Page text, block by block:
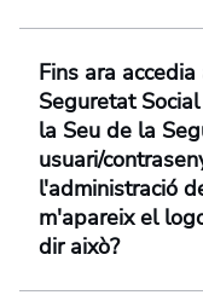
Fins ara
Seguretat
la Seu de la
usuari/
l'administració
m'apareix el
dir això?